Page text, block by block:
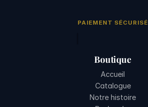
PAIEMENT SÉCURISÉ
Boutique
Accueil
Catalogue
Notre histoire